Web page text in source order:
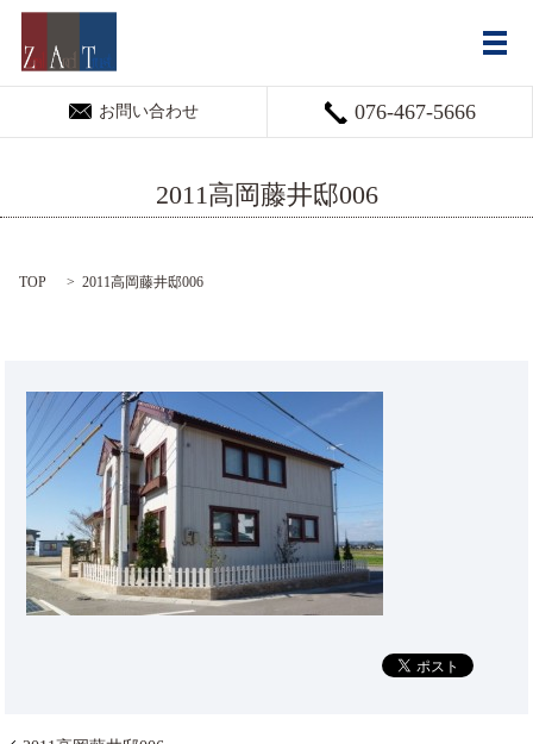
お問い合わせ 076-467-5666
メ
2011高岡藤井邸006
TOP 2011高岡藤井邸006